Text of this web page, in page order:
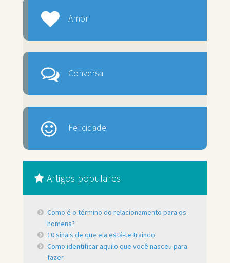
Amor
Conversa
Felicidade
Artigos populares
Como é o término do relacionamento para os
homens?
10 sinais de que ela está-te traindo
Como identificar aquilo que você nasceu para
fazer